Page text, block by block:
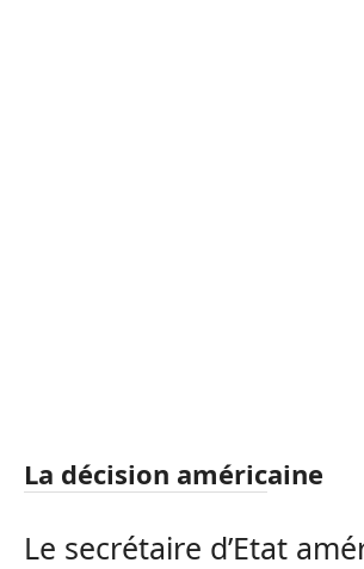
La décision américaine
Le secrétaire d’Etat